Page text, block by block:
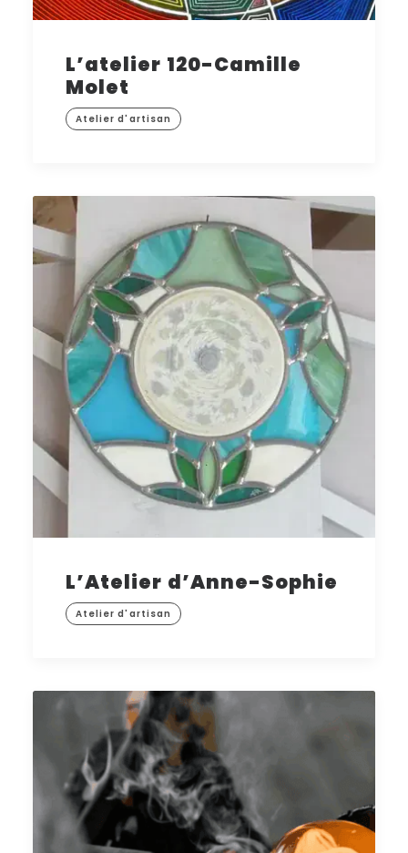
L’atelier 120-Camille
Molet
Atelier d'artisan
L’Atelier d’Anne-Sophie
Atelier d'artisan